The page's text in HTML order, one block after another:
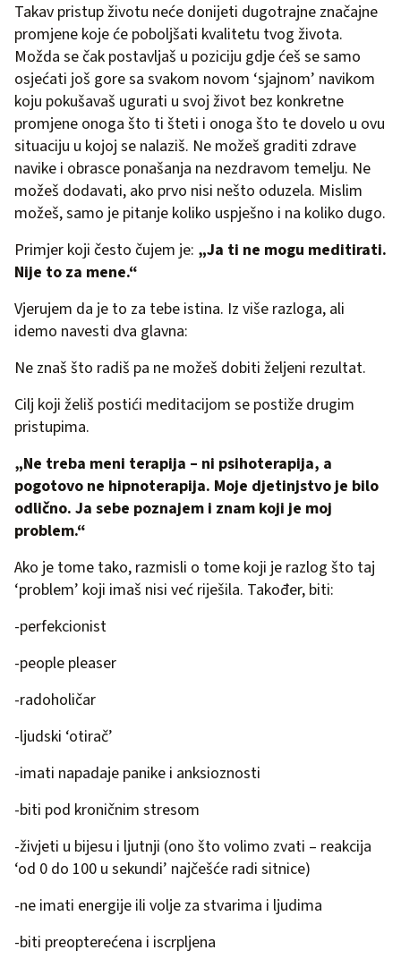
Takav pristup životu neće donijeti dugotrajne značajne
promjene koje će poboljšati kvalitetu tvog života.
Možda se čak postavljaš u poziciju gdje ćeš se samo
osjećati još gore sa svakom novom ‘sjajnom’ navikom
koju pokušavaš ugurati u svoj život bez konkretne
promjene onoga što ti šteti i onoga što te dovelo u ovu
situaciju u kojoj se nalaziš. Ne možeš graditi zdrave
navike i obrasce ponašanja na nezdravom temelju. Ne
možeš dodavati, ako prvo nisi nešto oduzela. Mislim
možeš, samo je pitanje koliko uspješno i na koliko dugo.
Primjer koji često čujem je: „Ja ti ne mogu meditirati.
Nije to za mene.“
Vjerujem da je to za tebe istina. Iz više razloga, ali
idemo navesti dva glavna:
Ne znaš što radiš pa ne možeš dobiti željeni rezultat.
Cilj koji želiš postići meditacijom se postiže drugim
pristupima.
„Ne treba meni terapija – ni psihoterapija, a
pogotovo ne hipnoterapija. Moje djetinjstvo je bilo
odlično. Ja sebe poznajem i znam koji je moj
problem.“
Ako je tome tako, razmisli o tome koji je razlog što taj
‘problem’ koji imaš nisi već riješila. Također, biti:
-perfekcionist
-people pleaser
-radoholičar
-ljudski ‘otirač’
-imati napadaje panike i anksioznosti
-biti pod kroničnim stresom
-živjeti u bijesu i ljutnji (ono što volimo zvati – reakcija
‘od 0 do 100 u sekundi’ najčešće radi sitnice)
-ne imati energije ili volje za stvarima i ljudima
-biti preopterećena i iscrpljena